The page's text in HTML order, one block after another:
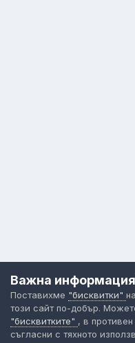
Важна
Поставихме "бисквитки"
този сайт по-добър.
"бисквитките" , в
съгласни с тяхното